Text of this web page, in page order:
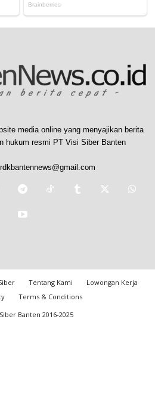
media online yang menyajikan berita
hukum resmi PT Visi Siber Banten
rdkbantennews@gmail.com
Tentang Kami
Lowongan Kerja
Terms & Conditions
Banten 2016-2025